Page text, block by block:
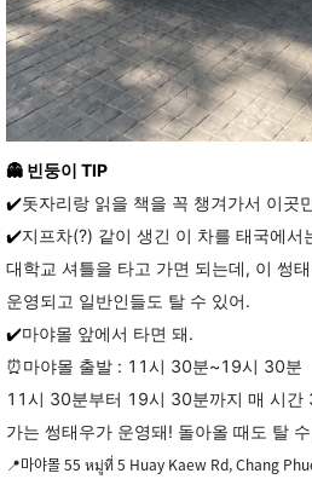
👻 빈둥이 TIP
✔️돗자리랑 읽을 책을 꼭 챙겨가서 이곳
✔️지프차(?) 같이 생긴 이 차를 태국에서
대학교 셔틀을 타고 가면 되는데, 이 썽
운영되고 일반인들도 탈 수 있어.
✔️마야몰 앞에서 타면 돼.
⏰마야몰 출발 : 11시 30분~19시 30분
11시 30분부터 19시 30분까지 매 시간
가는 썽태우가 운영돼! 돌아올 때도 탈
📍마야몰 55 หมู่ที่ 5 Huay Kaew Rd, Chang